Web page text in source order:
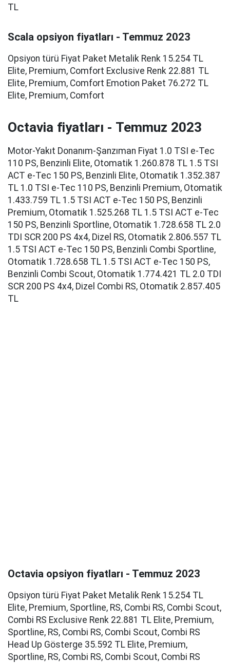
TL
Scala opsiyon fiyatları - Temmuz 2023
Opsiyon türü Fiyat Paket Metalik Renk 15.254 TL
Elite, Premium, Comfort Exclusive Renk 22.881 TL
Elite, Premium, Comfort Emotion Paket 76.272 TL
Elite, Premium, Comfort
Octavia fiyatları - Temmuz 2023
Motor-Yakıt Donanım-Şanzıman Fiyat 1.0 TSI e-Tec
110 PS, Benzinli Elite, Otomatik 1.260.878 TL 1.5 TSI
ACT e-Tec 150 PS, Benzinli Elite, Otomatik 1.352.387
TL 1.0 TSI e-Tec 110 PS, Benzinli Premium, Otomatik
1.433.759 TL 1.5 TSI ACT e-Tec 150 PS, Benzinli
Premium, Otomatik 1.525.268 TL 1.5 TSI ACT e-Tec
150 PS, Benzinli Sportline, Otomatik 1.728.658 TL 2.0
TDI SCR 200 PS 4x4, Dizel RS, Otomatik 2.806.557 TL
1.5 TSI ACT e-Tec 150 PS, Benzinli Combi Sportline,
Otomatik 1.728.658 TL 1.5 TSI ACT e-Tec 150 PS,
Benzinli Combi Scout, Otomatik 1.774.421 TL 2.0 TDI
SCR 200 PS 4x4, Dizel Combi RS, Otomatik 2.857.405
TL
Octavia opsiyon fiyatları - Temmuz 2023
Opsiyon türü Fiyat Paket Metalik Renk 15.254 TL
Elite, Premium, Sportline, RS, Combi RS, Combi Scout,
Combi RS Exclusive Renk 22.881 TL Elite, Premium,
Sportline, RS, Combi RS, Combi Scout, Combi RS
Head Up Gösterge 35.592 TL Elite, Premium,
Sportline, RS, Combi RS, Combi Scout, Combi RS